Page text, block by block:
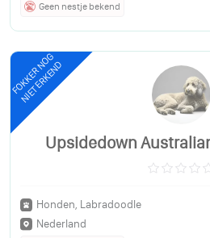
Geen nestje bekend
FOKKER NOG
NIET ERKEND
Upsidedown
Honden, Labradoodle
Nederland